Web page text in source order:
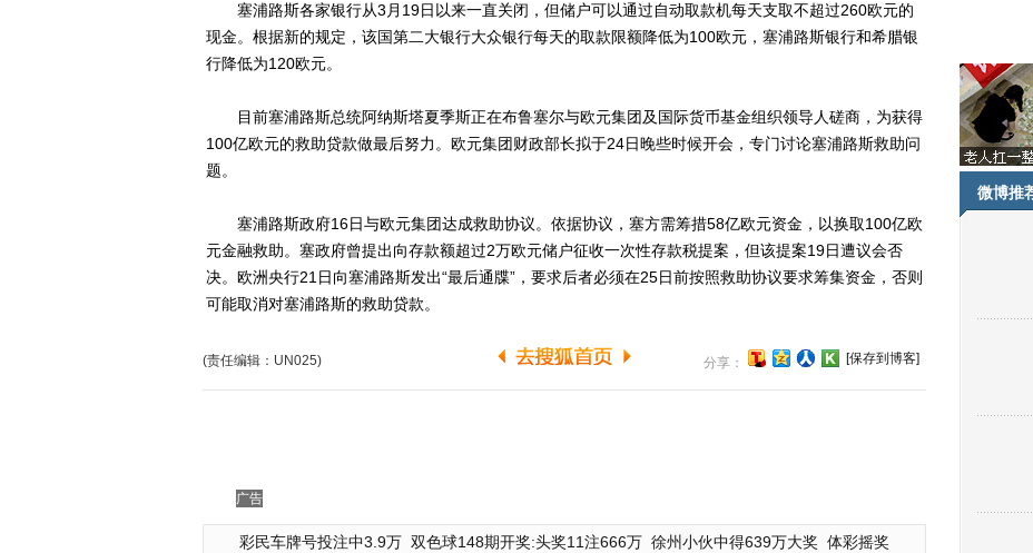
塞浦路斯各家银行从3月19日以来一直关闭，但储户可以通过自动取款机每天支取不超过260欧元的
现金。根据新的规定，该国第二大银行大众银行每天的取款限额降低为100欧元，塞浦路斯银行和希腊银
行降低为120欧元。
目前塞浦路斯总统阿纳斯塔夏季斯正在布鲁塞尔与欧元集团及国际货币基金组织领导人磋商，为获得
100亿欧元的救助贷款做最后努力。欧元集团财政部长拟于24日晚些时候开会，专门讨论塞浦路斯救助问
题。
塞浦路斯政府16日与欧元集团达成救助协议。依据协议，塞方需筹措58亿欧元资金，以换取100亿欧
元金融救助。塞政府曾提出向存款额超过2万欧元储户征收一次性存款税提案，但该提案19日遭议会否
决。欧洲央行21日向塞浦路斯发出“最后通牒”，要求后者必须在25日前按照救助协议要求筹集资金，否则
可能取消对塞浦路斯的救助贷款。
(责任编辑：UN025) 分享： [保存到博客]
广告
彩民车牌号投注中3.9万 双色球148期开奖:头奖11注666万 徐州小伙中得639万大奖 体彩摇奖
微博推